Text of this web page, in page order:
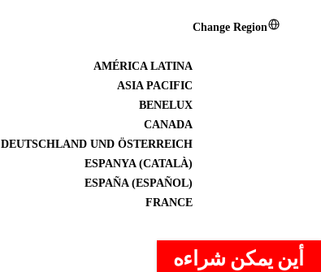
أين يمكن شراءه
Change Region
AMÉRICA LATINA
ASIA PACIFIC
BENELUX
CANADA
DEUTSCHLAND UND ÖSTERREICH
ESPANYA (CATALÀ)
ESPAÑA (ESPAÑOL)
FRANCE